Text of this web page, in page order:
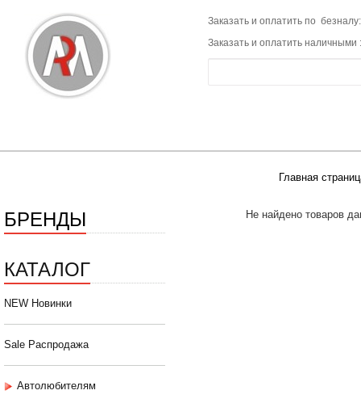
Заказать и оплатить по
Заказать и оплатить наличными
Главная
БРЕНДЫ
КАТАЛОГ
NEW Новинки
Sale Распродажа
Автолюбителям
Не найдено товаров